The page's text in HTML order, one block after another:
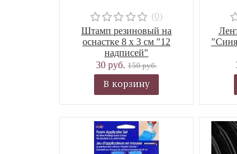
(0)
Штамп резиновый на
оснастке 8 х 3 см "12
надписей"
30 руб. 150 руб.
В корзину